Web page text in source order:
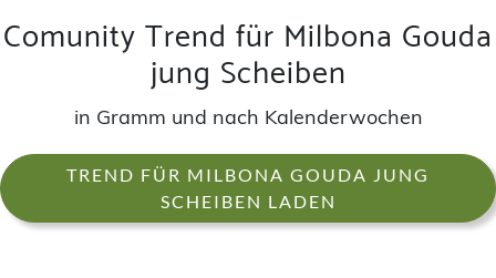
Comunity Trend für Milbona Gouda
jung Scheiben
in Gramm und nach Kalenderwochen
TREND FÜR MILBONA GOUDA JUNG
SCHEIBEN LADEN